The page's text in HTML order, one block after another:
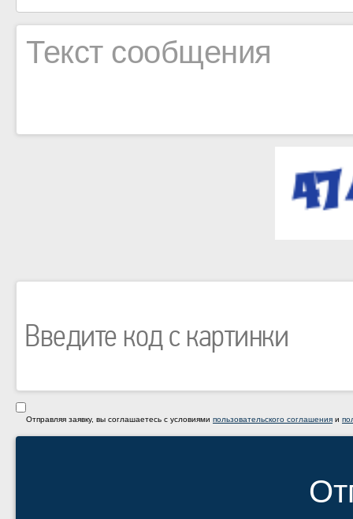
Отправляя заявку, вы соглашаетесь с условиями пользовательского соглашения и